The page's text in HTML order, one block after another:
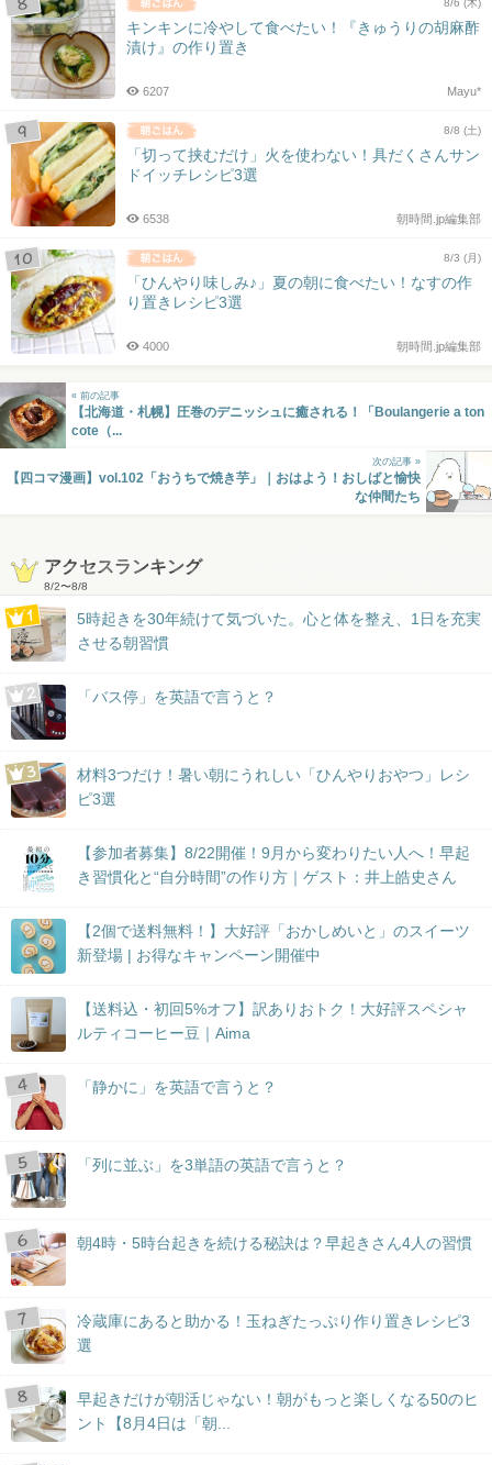
8/6 (木)
キンキンに冷やして食べたい！『きゅうりの胡麻酢
漬け』の作り置き
Mayu*
6207
8/8 (土)
「切って挟むだけ」火を使わない！具だくさんサン
ドイッチレシピ3選
朝時間.jp編集部
6538
8/3 (月)
「ひんやり味しみ♪」夏の朝に食べたい！なすの作
り置きレシピ3選
朝時間.jp編集部
4000
« 前の記事
【北海道・札幌】圧巻のデニッシュに癒される！「Boulangerie a ton
cote（...
次の記事 »
【四コマ漫画】vol.102「おうちで焼き芋」｜おはよう！おしばと愉快
な仲間たち
アクセスランキング
8/2〜8/8
5時起きを30年続けて気づいた。心と体を整え、1日を充実
させる朝習慣
「バス停」を英語で言うと？
材料3つだけ！暑い朝にうれしい「ひんやりおやつ」レシ
ピ3選
【参加者募集】8/22開催！9月から変わりたい人へ！早起
き習慣化と“自分時間”の作り方｜ゲスト：井上皓史さん
【2個で送料無料！】大好評「おかしめいと」のスイーツ
新登場 | お得なキャンペーン開催中
【送料込・初回5%オフ】訳ありおトク！大好評スペシャ
ルティコーヒー豆｜Aima
「静かに」を英語で言うと？
「列に並ぶ」を3単語の英語で言うと？
朝4時・5時台起きを続ける秘訣は？早起きさん4人の習慣
冷蔵庫にあると助かる！玉ねぎたっぷり作り置きレシピ3
選
早起きだけが朝活じゃない！朝がもっと楽しくなる50のヒ
ント【8月4日は「朝...